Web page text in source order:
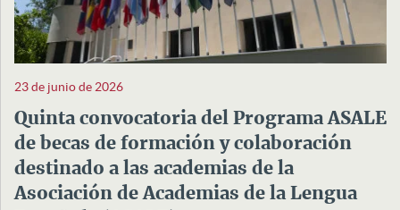
23 de junio de 2026
Quinta convocatoria del Programa ASALE
de becas de formación y colaboración
destinado a las academias de la
Asociación de Academias de la Lengua